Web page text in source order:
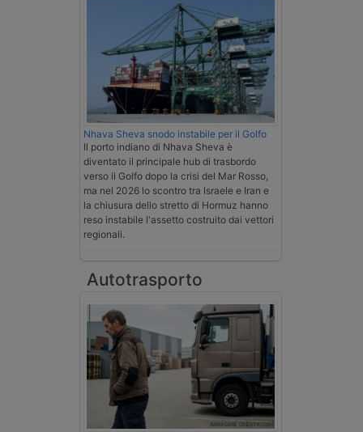
Nhava Sheva snodo instabile per il Golfo
Il porto indiano di Nhava Sheva è
diventato il principale hub di trasbordo
verso il Golfo dopo la crisi del Mar Rosso,
ma nel 2026 lo scontro tra Israele e Iran e
la chiusura dello stretto di Hormuz hanno
reso instabile l'assetto costruito dai vettori
regionali.
Autotrasporto